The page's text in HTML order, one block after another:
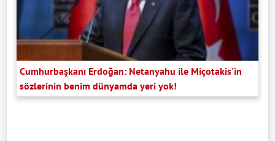
Cumhurbaşkanı Erdoğan: Netanyahu ile Miçotakis'in
sözlerinin benim dünyamda yeri yok!